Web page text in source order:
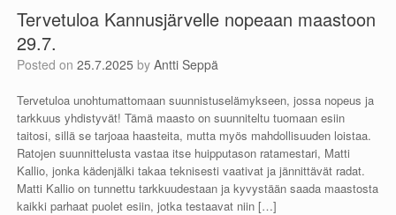
Tervetuloa Kannusjärvelle nopeaan maastoon
29.7.
Posted on 25.7.2025 by Antti Seppä
Tervetuloa unohtumattomaan suunnistuselämykseen, jossa nopeus ja
tarkkuus yhdistyvät! Tämä maasto on suunniteltu tuomaan esiin
taitosi, sillä se tarjoaa haasteita, mutta myös mahdollisuuden loistaa.
Ratojen suunnittelusta vastaa itse huipputason ratamestari, Matti
Kallio, jonka kädenjälki takaa teknisesti vaativat ja jännittävät radat.
Matti Kallio on tunnettu tarkkuudestaan ja kyvystään saada maastosta
kaikki parhaat puolet esiin, jotka testaavat niin […]